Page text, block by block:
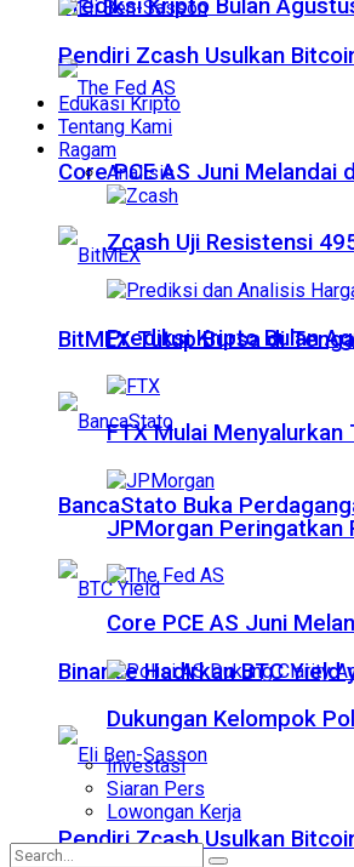
Prediksi Kripto Bulan
Core PCE AS Juni Melandai
BitMEX Tutup Bursa di
BancaStato Buka
Binance Hadirkan BTC Yield
Pendiri Zcash Usulkan
Pendiri Zcash Usulkan
Edukasi Kripto
Tentang Kami
Ragam
Analisis
Zcash Uji Resistensi
Prediksi Kripto Bulan
FTX Mulai
JPMorgan Peringatkan
Core PCE AS Juni
Dukungan Kelompok
Investasi
Siaran Pers
Lowongan Kerja